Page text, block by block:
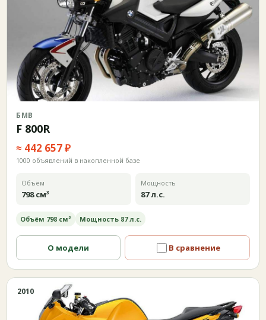
БМВ
F 800R
≈ 442 657 ₽
1000 объявлений в накопленной базе
Объём
798 см³
Мощность
87 л.с.
Объём 798 см³ Мощность 87 л.с.
О модели В сравнение
2010